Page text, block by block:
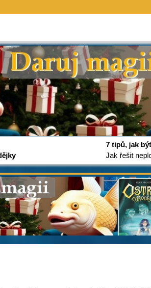
7 tipů, jak
Jak řešit